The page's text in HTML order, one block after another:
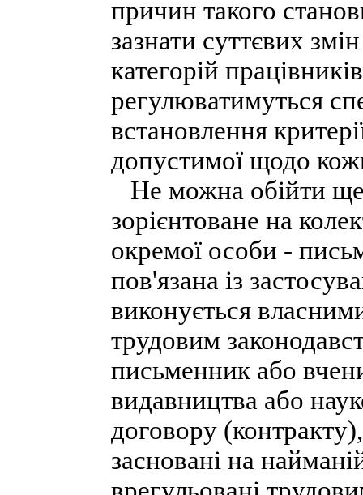
причин такого
зазнати суттєвих
категорій
регулюватимуться
встановлення
допустимої щодо
Не можна обійти
зорієнтоване на
окремої особи -
пов'язана із
виконується
трудовим
письменник або
видавництва або
договору
засновані на